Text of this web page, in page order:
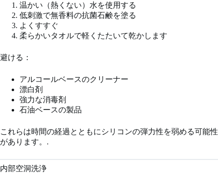
温かい（熱くない）水を使用する
低刺激で無香料の抗菌石鹸を塗る
よくすすぐ
柔らかいタオルで軽くたたいて乾かします
避ける：
アルコールベースのクリーナー
漂白剤
強力な消毒剤
石油ベースの製品
これらは時間の経過とともにシリコンの弾力性を弱める可能性
があります。.
内部空洞洗浄